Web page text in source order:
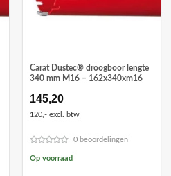
Carat Dustec® droogboor lengte
340 mm M16 – 162x340xm16
145,20
120,- excl. btw
0 beoordelingen
Op voorraad